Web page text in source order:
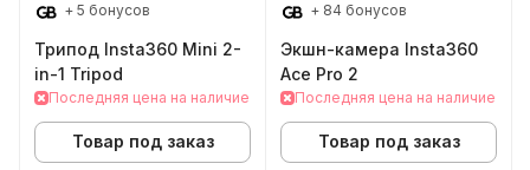
+ 5 бонусов
Трипод Insta360 Mini 2-
in-1 Tripod
Последняя цена на наличие
Товар под заказ
+ 84 бонусов
Экшн-камера Insta360
Ace Pro 2
Последняя цена на наличие
Товар под заказ